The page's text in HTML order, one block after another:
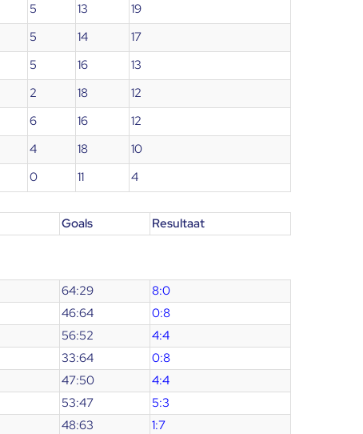
5 13
19
5 14
17
5 16
13
2 18
12
6 16
12
4 18
10
0 11 4
Goals Resultaat
64:29
8:0
46:64
0:8
56:52
4:4
33:64
0:8
47:50
4:4
53:47
5:3
48:63 1:7